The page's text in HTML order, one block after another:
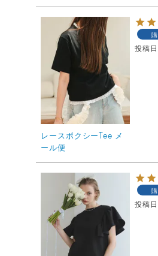
レースボクシーTee メ
ール便
投稿日
投稿日